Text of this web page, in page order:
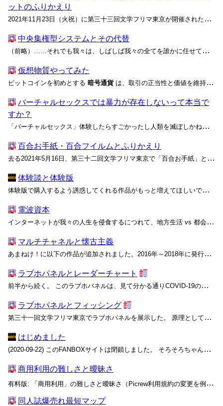
ットのふりかえり
2021年11月23日（火祝）に第三十三回文学フリマ東京が開催された。変態美少女ふぃろそふぃ。として参加し、フローチャートボードなどの新たな展示や、新たな発行形態による新刊の頒布などを行った。ほとんどの内容はあまねけ！ニュースレター #10で述べたとおりだが、いくつか加筆して改め...
中央集権型システムとその代替
（前略）……それでも我々は、しばしば我々の全てを誰かに任せているのです！ さらに悪いことに、それを誰に任せるか、あるいはどのように任せるかさえ指定できないことがあります。もちろん、これは非常に醜い現実であり、中央集権型のあらゆるサービスやシステムはいつでも妥協の末に選択されるべき...
仮想物質やってみた
ビットコインを初めとする 暗号通貨は、取引の正当性と価値を維持し続けるために大量の電力と多くのストレージを消費することから、今日まで環境負荷の観点から強い批判を受け続けている。そのため、環境負荷を抑えつつ非中央集権的なネットワークで円滑に資金を...
バーチャルセックスでは暴力が存在しないって本当で
すか？
「バーチャルセックス」体験したらすごかったし人類を滅ぼしかねないと思った話という記事を読み、いくつか感想をツイートしたところ、著者であるバーチャル美少女のねむ氏から直接リプライをいただいたので、気付いたことをまとめておく。
百合お手紙・百合フイルムとふりかえり
去る2021年5月16日、第三十二回文学フリマ東京で「百合お手紙」と「百合フイルム」というたのしい企画をやりましたが、あんまり上手に宣伝できなかったのでここで供養します。 ある少女が友人に宛てたお手紙を模したかわいい封筒セットです。小さな物語をやさしい香りに乗せてお届けします。...
体験談と体験版
体験版で購入するよう誘惑してくれる作品がもっと増えてほしいですね。 DLsiteのようなダウンロード販売サイトにおいて、マンガ、同人CG集、同人音声、ゲームなどの
電波資本
インターネットが我々の人生を侵食するにつれて、地方生活 vs 都会生活の不毛な論争が激しくなっている。これは、インターネットが我々の物理的な距離概念を狂わせ、無効化してしまうせいだ。本来であれば知ることさえ難しい、あるいは不可能だったはずの離れた場所での暮らしぶりが、まるで隣家の...
マルチチャネルと懐古主義
あまねけ！に以下の作品が追加されました。2016年～2018年に発行された自由文化作品のHTMLページ版（リマスター）です。読んだことがなければぜひ読んでください。 記事の作成日時は対応する自由文化作品の公開日時に合わせているため、この記事でお知らせすることにしました。 20...
ラブホパネルとレーダーチャート
前半から続く。 このラブホパネルは、見て分かる通りCOVID-19の感染対策のために作られている。本来は、自動販売機のように人手を介さずに作品を排出するシステムを想定していたが、制作時間の都合と今後の展望を考慮し、今回は感染対策の徹底を果たせる段階で終えることにした。 感...
ラブホパネルとフィッシング
第三十一回文学フリマ東京でラブホパネルを展示した。 原理としては素直なもので、
はじめました
(2020-09-22) このFANBOXサイトは閉鎖しました。 そろそろちゃんとえっちテキストやらないとなと思い、はじめました。 https://***.fanbox.cc/ 背景として、拙作の裏コースという投稿が、何らかの店舗でプレイの詳細に関する資料として持ち込まれてい...
商用利用の難しさと曖昧さ
有料版: 「商用利用」の難しさと曖昧さ（Picrew利用規約の変更を例として） Picrewというユーザー投稿型のモンタージュ系画像メーカーがある。 強い女メーカー
同人誌爆売れ最短マップ